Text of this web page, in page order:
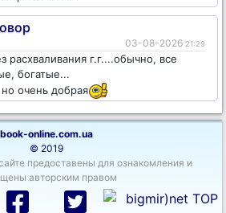
03-08-2026 21:29
г.г....обычно, все
богатые...
очень добрая
book-online.com.ua
© 2019
предоставены для ознакомления и
авторским правом